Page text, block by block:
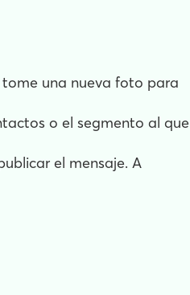
una nueva foto para
o el segmento al que
el mensaje. A